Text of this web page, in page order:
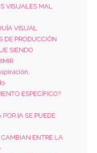
VISUALES MAL
VISUAL
DE PRODUCCIÓN
SIENDO
ESPECÍFICO?
IA SE PUEDE
ENTRE LA